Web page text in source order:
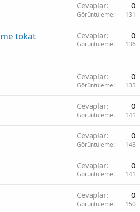
Cevaplar 0
Görüntüleme 131
tokat
Cevaplar 0
Görüntüleme 136
Cevaplar 0
Görüntüleme 133
Cevaplar 0
Görüntüleme 141
Cevaplar 0
Görüntüleme 148
Cevaplar 0
Görüntüleme 141
Cevaplar 0
Görüntüleme 150